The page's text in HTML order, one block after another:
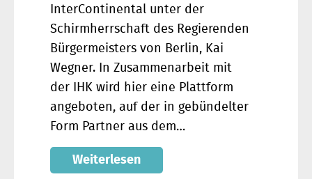
InterContinental unter der
Schirmherrschaft des Regierenden
Bürgermeisters von Berlin, Kai
Wegner. In Zusammenarbeit mit
der IHK wird hier eine Plattform
angeboten, auf der in gebündelter
Form Partner aus dem…
Weiterlesen